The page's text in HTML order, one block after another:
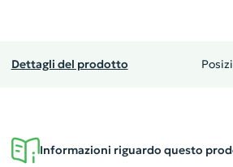
Dettagli del prodotto
Informazioni riguardo questo